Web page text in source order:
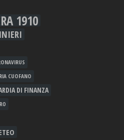
1910
CUOFANO
DI FINANZA